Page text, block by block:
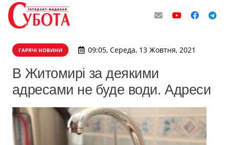
ГАРЯЧІ НОВИНИ 09:05, Середа, 13 Жовтня, 2021
В Житомирі за деякими
адресами не буде води. Адреси